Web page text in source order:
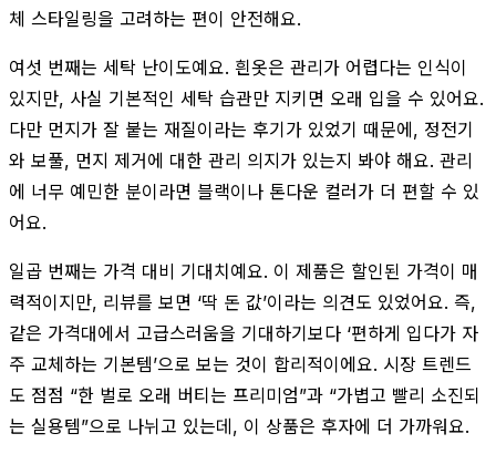
체 스타일링을 고려하는 편이 안전해요.
여섯 번째는 세탁 난이도예요. 흰옷은 관리가 어렵다는 인식이
있지만, 사실 기본적인 세탁 습관만 지키면 오래 입을 수 있어요.
다만 먼지가 잘 붙는 재질이라는 후기가 있었기 때문에, 정전기
와 보풀, 먼지 제거에 대한 관리 의지가 있는지 봐야 해요. 관리
에 너무 예민한 분이라면 블랙이나 톤다운 컬러가 더 편할 수 있
어요.
일곱 번째는 가격 대비 기대치예요. 이 제품은 할인된 가격이 매
력적이지만, 리뷰를 보면 ‘딱 돈 값’이라는 의견도 있었어요. 즉,
같은 가격대에서 고급스러움을 기대하기보다 ‘편하게 입다가 자
주 교체하는 기본템’으로 보는 것이 합리적이에요. 시장 트렌드
도 점점 “한 벌로 오래 버티는 프리미엄”과 “가볍고 빨리 소진되
는 실용템”으로 나뉘고 있는데, 이 상품은 후자에 더 가까워요.